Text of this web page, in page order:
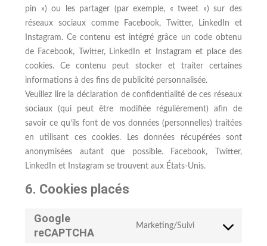
pin ») ou les partager (par exemple, « tweet ») sur des
réseaux sociaux comme Facebook, Twitter, LinkedIn et
Instagram. Ce contenu est intégré grâce un code obtenu
de Facebook, Twitter, LinkedIn et Instagram et place des
cookies. Ce contenu peut stocker et traiter certaines
informations à des fins de publicité personnalisée.
Veuillez lire la déclaration de confidentialité de ces réseaux
sociaux (qui peut être modifiée régulièrement) afin de
savoir ce qu’ils font de vos données (personnelles) traitées
en utilisant ces cookies. Les données récupérées sont
anonymisées autant que possible. Facebook, Twitter,
LinkedIn et Instagram se trouvent aux États-Unis.
6. Cookies placés
Google
reCAPTCHA
Marketing/Suivi
Consent